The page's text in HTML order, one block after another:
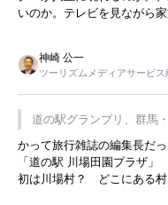
いのか。テレビを見ながら
んてことは、冗談でもいえ
神崎 公一
ツーリズムメディアサービ
道の駅グランプリ、群馬
かって旅行雑誌の編集長だ
「道の駅 川場田園プラザ
初は川場村？ どこにある村
永井 彰一社長にインタビュ